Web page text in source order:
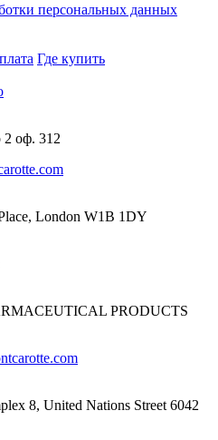
персональных данных
Где купить
2 оф. 312
London W1B 1DY
PRODUCTS
8, United Nations Street 6042